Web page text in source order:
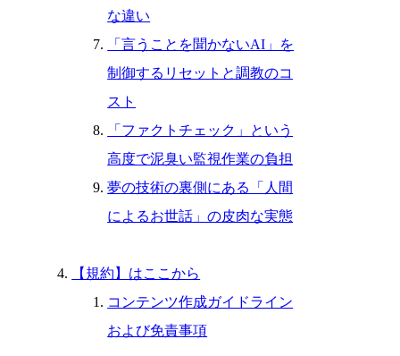
な違い
「言うことを聞かないAI」を
制御するリセットと調教のコ
スト
「ファクトチェック」という
高度で泥臭い監視作業の負担
夢の技術の裏側にある「人間
によるお世話」の皮肉な実態
【規約】はここから
コンテンツ作成ガイドライン
および免責事項